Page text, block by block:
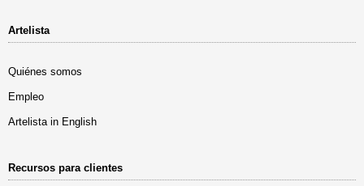
Artelista
Quiénes somos
Empleo
Artelista in English
Recursos para clientes